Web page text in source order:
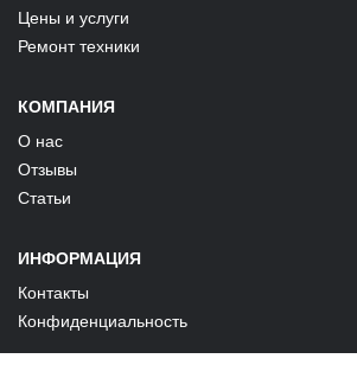
Цены и услуги
Ремонт техники
КОМПАНИЯ
О нас
Отзывы
Статьи
ИНФОРМАЦИЯ
Контакты
Конфиденциальность